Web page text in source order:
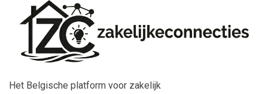
Het Belgische platform voor zakelijk